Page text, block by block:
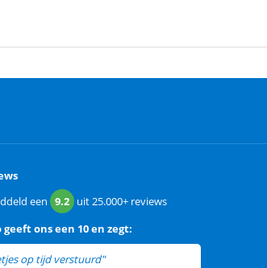
een 9.2 uit25.000+ reviews
geeft ons een 10 en zegt:
op tijd verstuurd"